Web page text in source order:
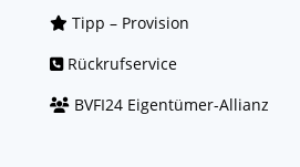
Tipp – Provision
Rückrufservice
BVFI24 Eigentümer-Allianz